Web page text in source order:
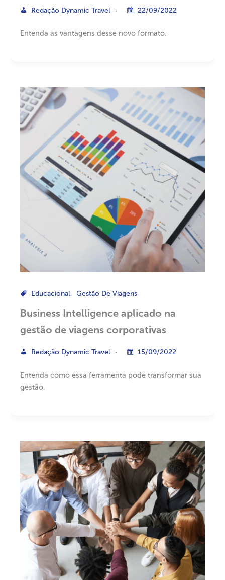
Redação Dynamic Travel 22/09/2022
Entenda as vantagens desse novo formato.
Educacional, Gestão De Viagens
Business Intelligence aplicado na
gestão de viagens corporativas
Redação Dynamic Travel 15/09/2022
Entenda como essa ferramenta pode transformar sua
gestão.